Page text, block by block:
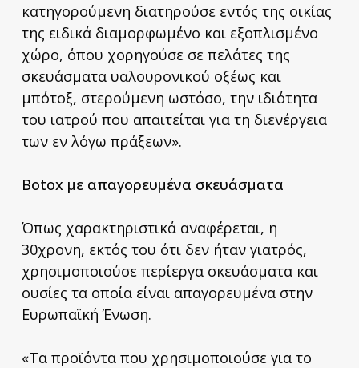
κατηγορούμενη διατηρούσε εντός της οικίας
της ειδικά διαμορφωμένο και εξοπλισμένο
χώρο, όπου χορηγούσε σε πελάτες της
σκευάσματα υαλουρονικού οξέως και
μπότοξ, στερούμενη ωστόσο, την ιδιότητα
του ιατρού που απαιτείται για τη διενέργεια
των εν λόγω πράξεων».
Βotox με απαγορευμένα σκευάσματα
Όπως χαρακτηριστικά αναφέρεται, η
30χρονη, εκτός του ότι δεν ήταν γιατρός,
χρησιμοποιούσε περίεργα σκευάσματα και
ουσίες τα οποία είναι απαγορευμένα στην
Ευρωπαϊκή Ένωση.
«Τα προϊόντα που χρησιμοποιούσε για το